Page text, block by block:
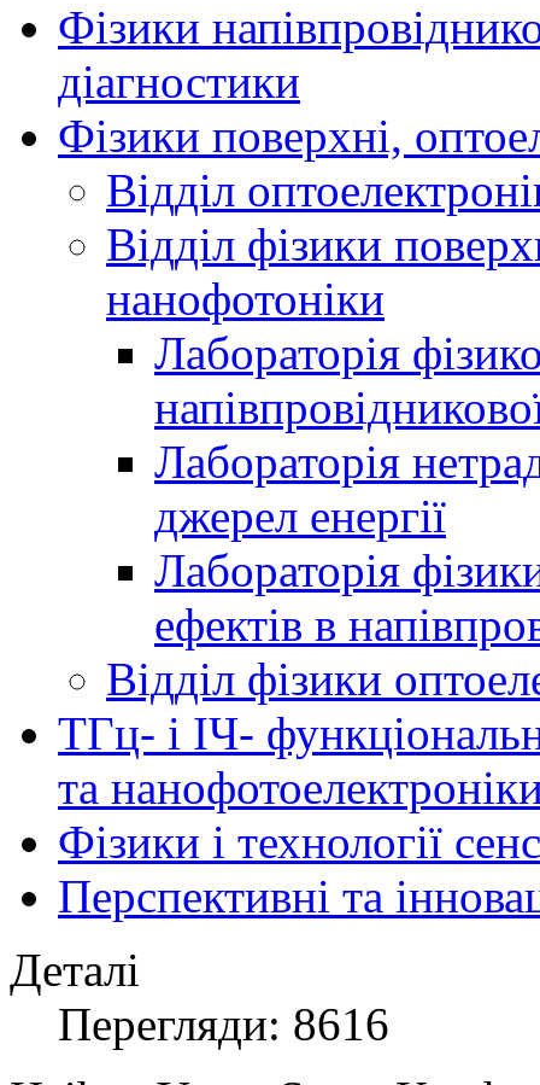
Фізики
діагностики
Фізики поверхні,
Відділ
Відділ фізики
нанофотоніки
Лабораторія
Лабораторія
джерел енергії
Лабораторія
ефектів в
Відділ фізики
ТГц- і ІЧ-
та
Фізики і технології
Перспективні та
Деталі
Перегляди: 8616